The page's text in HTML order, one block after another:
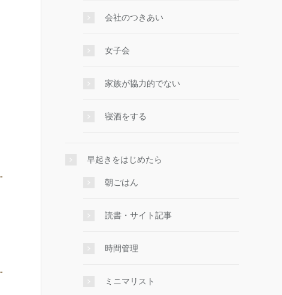
会社のつきあい
女子会
家族が協力的でない
寝酒をする
早起きをはじめたら
朝ごはん
読書・サイト記事
時間管理
ミニマリスト